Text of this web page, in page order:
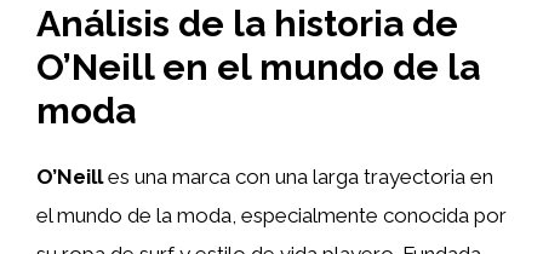
Análisis de la historia de
O’Neill en el mundo de la
moda
O’Neilles una marca con una larga trayectoria en
el mundo de la moda, especialmente conocida por